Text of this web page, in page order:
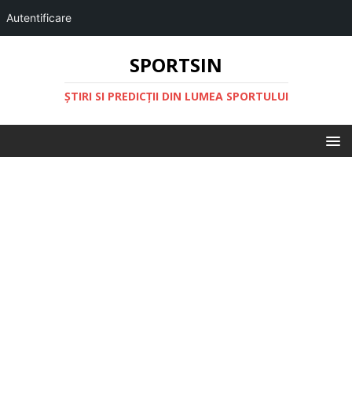
Autentificare
SPORTSIN
ŞTIRI SI PREDICŢII DIN LUMEA SPORTULUI